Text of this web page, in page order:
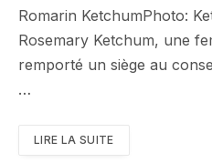
Romarin KetchumPhoto:
Rosemary Ketchum, une
remporté un siège au
…
LIRE LA SUITE